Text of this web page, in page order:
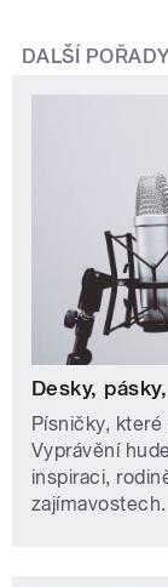
DALŠÍ
Desky,
Písničky,
Vyprávění
inspiraci,
zajímavostech.